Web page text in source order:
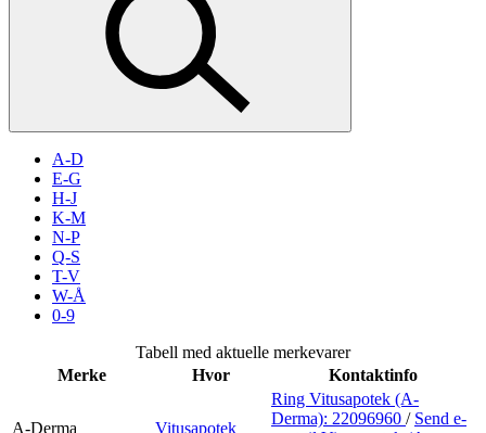
Aktiviteter
Merker
Inspirasjon
Søk
Åpningstider
Praktisk informasjon
A-D
E-G
H-J
K-M
N-P
Q-S
T-V
W-Å
0-9
Tabell med aktuelle merkevarer
Merke
Hvor Kontaktinfo
A-Derma Vitusapotek
Ring Vitusapotek (A-
Derma): 22096960 / Send e-